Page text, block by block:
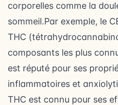
corporelles comme la
sommeil.Par exemple, le
THC
composants les plus
est réputé pour ses
inflammatoires et
THC est connu pour ses